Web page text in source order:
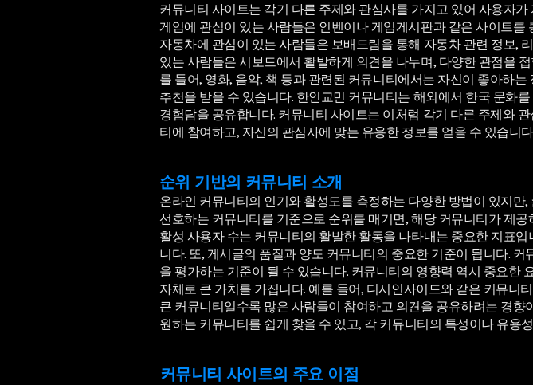
커뮤니티 사이트는 각기 다른 주제와 관심사를 가지고 있어 사용자
게임에 관심이 있는 사람들은 인벤이나 게임게시판과 같은 사이트
자동차에 관심이 있는 사람들은 보배드림을 통해 자동차 관련 정보,
있는 사람들은 시보드에서 활발하게 의견을 나누며, 다양한 관점을
를 들어, 영화, 음악, 책 등과 관련된 커뮤니티에서는 자신이 좋아하
추천을 받을 수 있습니다. 한인교민 커뮤니티는 해외에서 한국 문화
경험담을 공유합니다. 커뮤니티 사이트는 이처럼 각기 다른 주제와
티에 참여하고, 자신의 관심사에 맞는 유용한 정보를 얻을 수 있습니
순위 기반의 커뮤니티 소개
온라인 커뮤니티의 인기와 활성도를 측정하는 다양한 방법이 있지
선호하는 커뮤니티를 기준으로 순위를 매기면, 해당 커뮤니티가 제
활성 사용자 수는 커뮤니티의 활발한 활동을 나타내는 중요한 지표
니다. 또, 게시글의 품질과 양도 커뮤니티의 중요한 기준이 됩니다.
을 평가하는 기준이 될 수 있습니다. 커뮤니티의 영향력 역시 중요한
자체로 큰 가치를 가집니다. 예를 들어, 디시인사이드와 같은 커뮤니
큰 커뮤니티일수록 많은 사람들이 참여하고 의견을 공유하려는 경
원하는 커뮤니티를 쉽게 찾을 수 있고, 각 커뮤니티의 특성이나 유용
커뮤니티 사이트의 주요 이점